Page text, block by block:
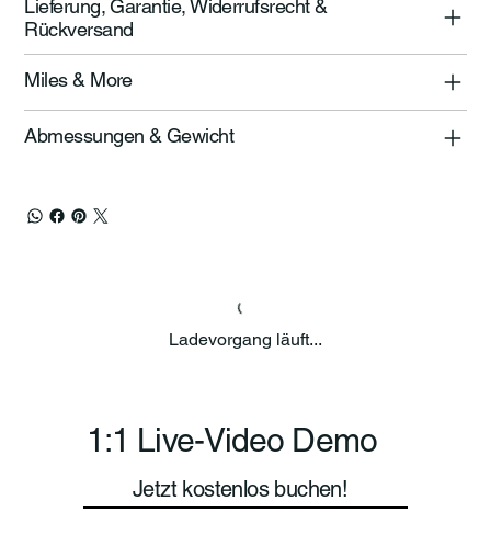
Lieferung, Garantie, Widerrufsrecht &
Rückversand
Miles & More
Abmessungen & Gewicht
Ladevorgang läuft...
1:1 Live-Video Demo
Jetzt kostenlos buchen!